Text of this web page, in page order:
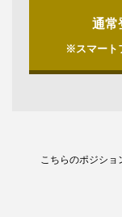
通常
※スマート
こちらのポジショ